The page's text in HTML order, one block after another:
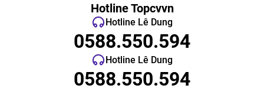
Hotline Topcvvn
Hotline Lê Dung
0588.550.594
Hotline Lê Dung
0588.550.594